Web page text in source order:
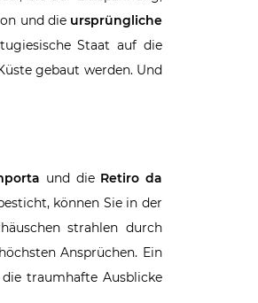
und die ursprüngliche
Staat auf die
gebaut werden. Und
und die Retiro da
können Sie in der
strahlen durch
Ansprüchen. Ein
traumhafte Ausblicke